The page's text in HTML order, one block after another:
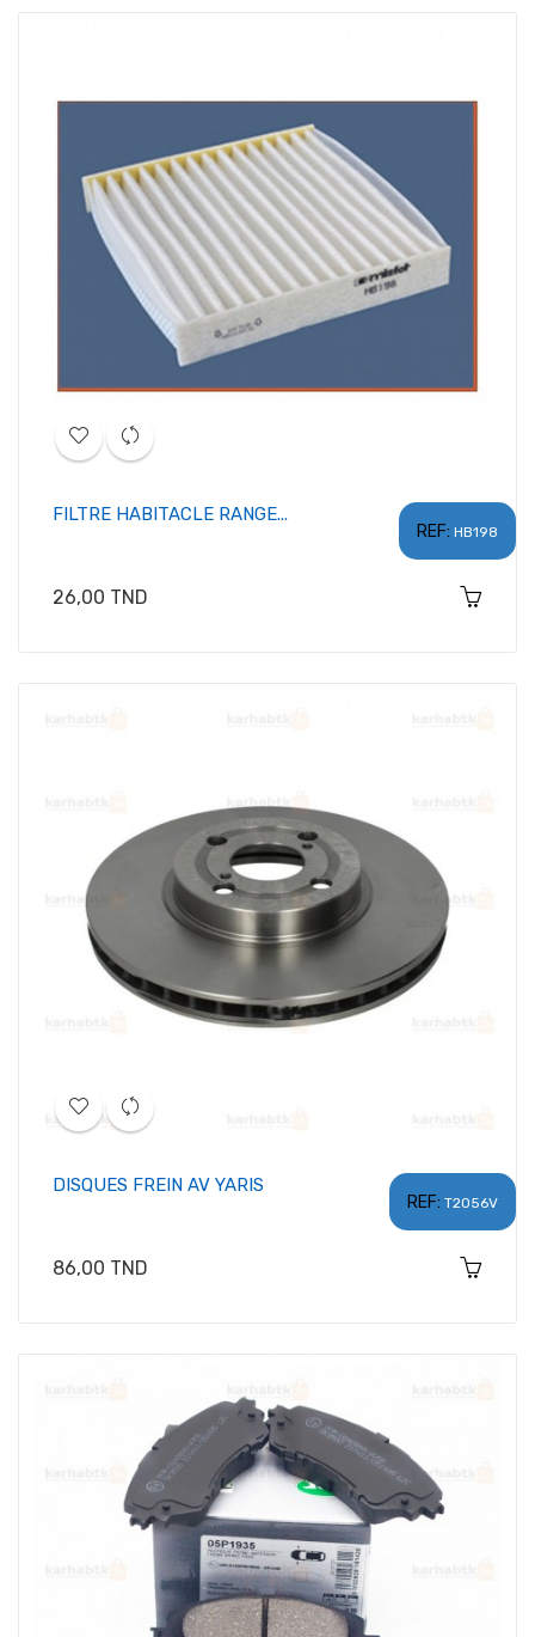
REF: HB198
FILTRE HABITACLE RANGE...
Prix
26,00 TND
REF: T2056V
DISQUES FREIN AV YARIS
Prix
86,00 TND